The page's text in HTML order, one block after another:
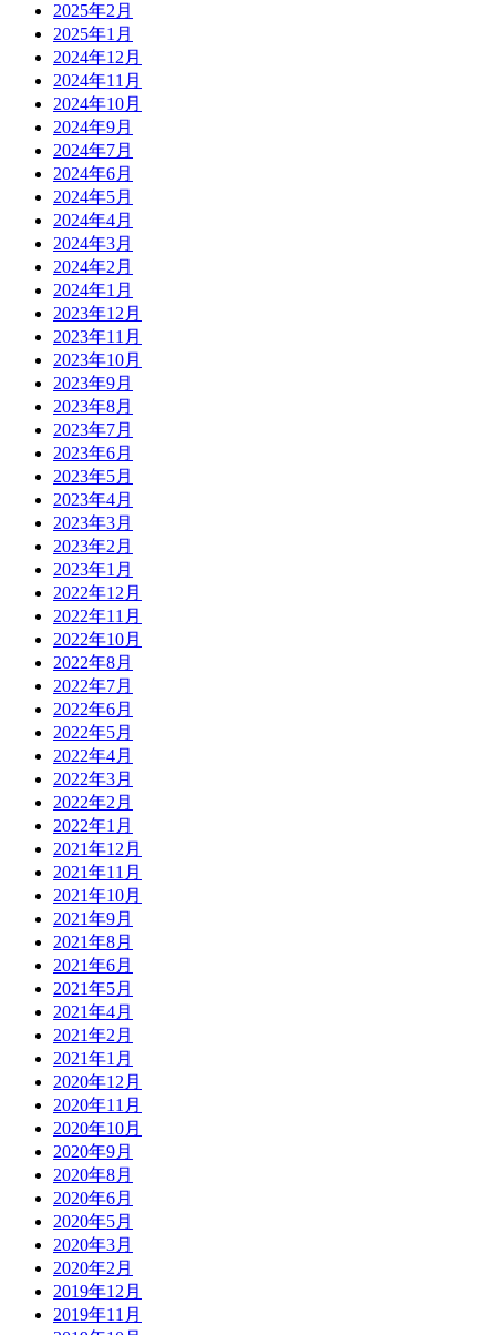
2025年2月
2025年1月
2024年12月
2024年11月
2024年10月
2024年9月
2024年7月
2024年6月
2024年5月
2024年4月
2024年3月
2024年2月
2024年1月
2023年12月
2023年11月
2023年10月
2023年9月
2023年8月
2023年7月
2023年6月
2023年5月
2023年4月
2023年3月
2023年2月
2023年1月
2022年12月
2022年11月
2022年10月
2022年8月
2022年7月
2022年6月
2022年5月
2022年4月
2022年3月
2022年2月
2022年1月
2021年12月
2021年11月
2021年10月
2021年9月
2021年8月
2021年6月
2021年5月
2021年4月
2021年2月
2021年1月
2020年12月
2020年11月
2020年10月
2020年9月
2020年8月
2020年6月
2020年5月
2020年3月
2020年2月
2019年12月
2019年11月